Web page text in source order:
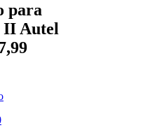
para
II Autel